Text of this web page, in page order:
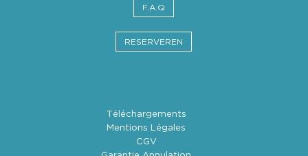
F.A.Q
RESERVEREN
Téléchargements
Mentions Légales
CGV